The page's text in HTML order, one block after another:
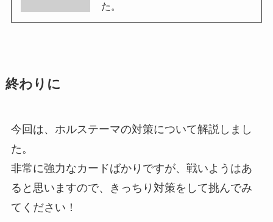
た。
終わりに
今回は、ホルステーマの対策について解説しまし
た。
非常に強力なカードばかりですが、戦いようはあ
ると思いますので、きっちり対策をして挑んでみ
てください！